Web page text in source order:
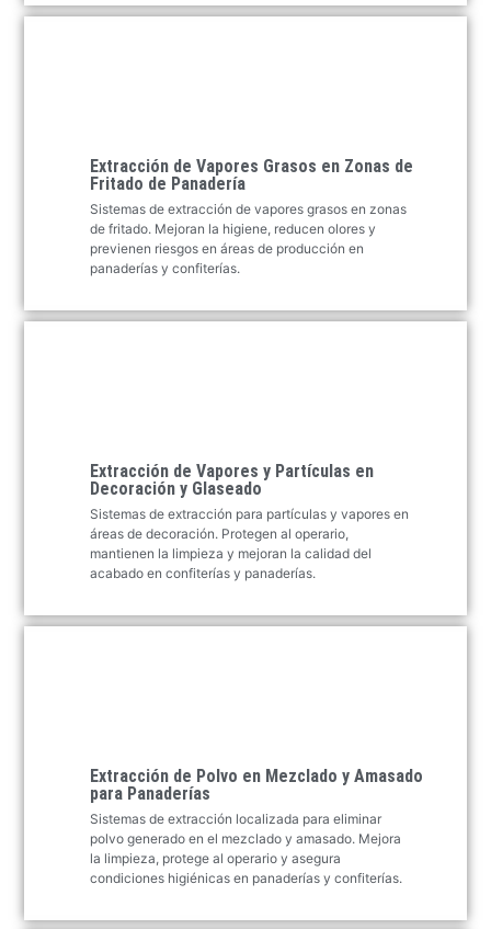
Extracción de Vapores Grasos en Zonas de
Fritado de Panadería
Sistemas de extracción de vapores grasos en zonas
de fritado. Mejoran la higiene, reducen olores y
previenen riesgos en áreas de producción en
panaderías y confiterías.
Extracción de Vapores y Partículas en
Decoración y Glaseado
Sistemas de extracción para partículas y vapores en
áreas de decoración. Protegen al operario,
mantienen la limpieza y mejoran la calidad del
acabado en confiterías y panaderías.
Extracción de Polvo en Mezclado y Amasado
para Panaderías
Sistemas de extracción localizada para eliminar
polvo generado en el mezclado y amasado. Mejora
la limpieza, protege al operario y asegura
condiciones higiénicas en panaderías y confiterías.